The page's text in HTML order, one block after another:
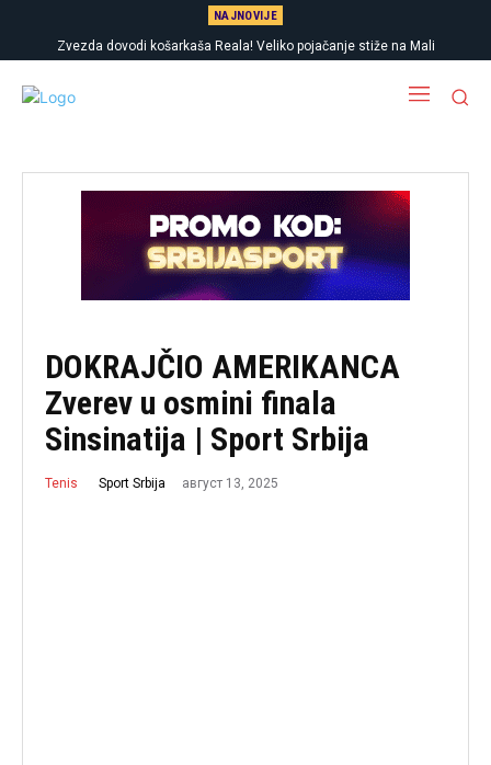
NAJNOVIJE
Zvezda dovodi košarkaša Reala! Veliko pojačanje stiže na Mali
Kalemegdan
DOKRAJČIO AMERIKANCA
Zverev u osmini finala
Sinsinatija | Sport Srbija
Tenis Sport Srbija август 13, 2025